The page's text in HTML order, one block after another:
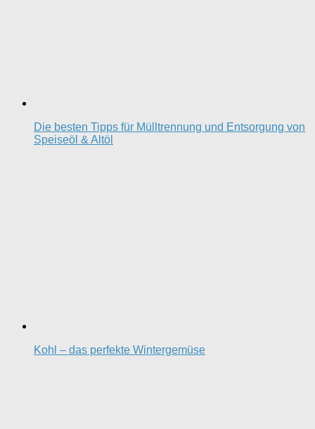
Die besten Tipps für Mülltrennung und Entsorgung von
Speiseöl & Altöl
Kohl – das perfekte Wintergemüse